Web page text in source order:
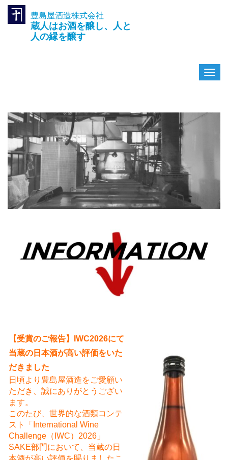
豊島屋酒造株式会社
蔵人はお酒を醸し、人と
人の縁を醸す
ナ
【受賞のご報告】IWC2026にて
当蔵の日本酒が高い評価をいた
だきました
日頃より豊島屋酒造をご愛顧い
ただき、誠にありがとうござい
ます。
このたび、世界的な酒類コンテ
スト「International Wine
Challenge（IWC）2026」
SAKE部門において、当蔵の日
本酒が高い評価を賜りましたこ